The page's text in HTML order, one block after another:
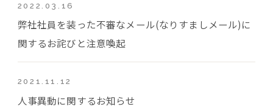
2022.03.16
弊社社員を装った不審なメール(なりすましメール)に
関するお詫びと注意喚起
2021.11.12
人事異動に関するお知らせ